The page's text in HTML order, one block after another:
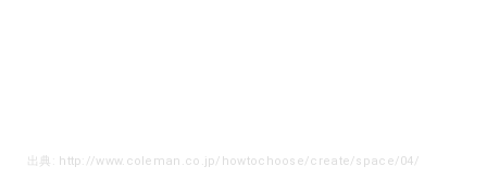
出典: http://www.coleman.co.jp/howtochoose/create/space/04/